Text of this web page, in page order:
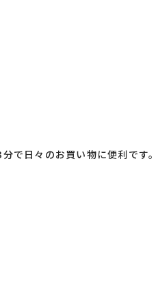
で日々のお買い物に便利です。